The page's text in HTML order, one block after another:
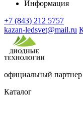
Информация
+7 (843) 212 5757
kazan-ledsvet@mail.ru
официальный
Каталог